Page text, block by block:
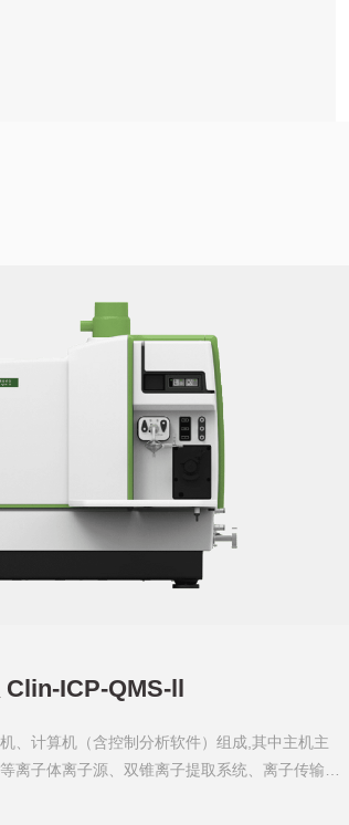
ICP-QMS-ll
、计算机（含控制分析软件）组成,其中主机主
离子体离子源、双锥离子提取系统、离子传输系